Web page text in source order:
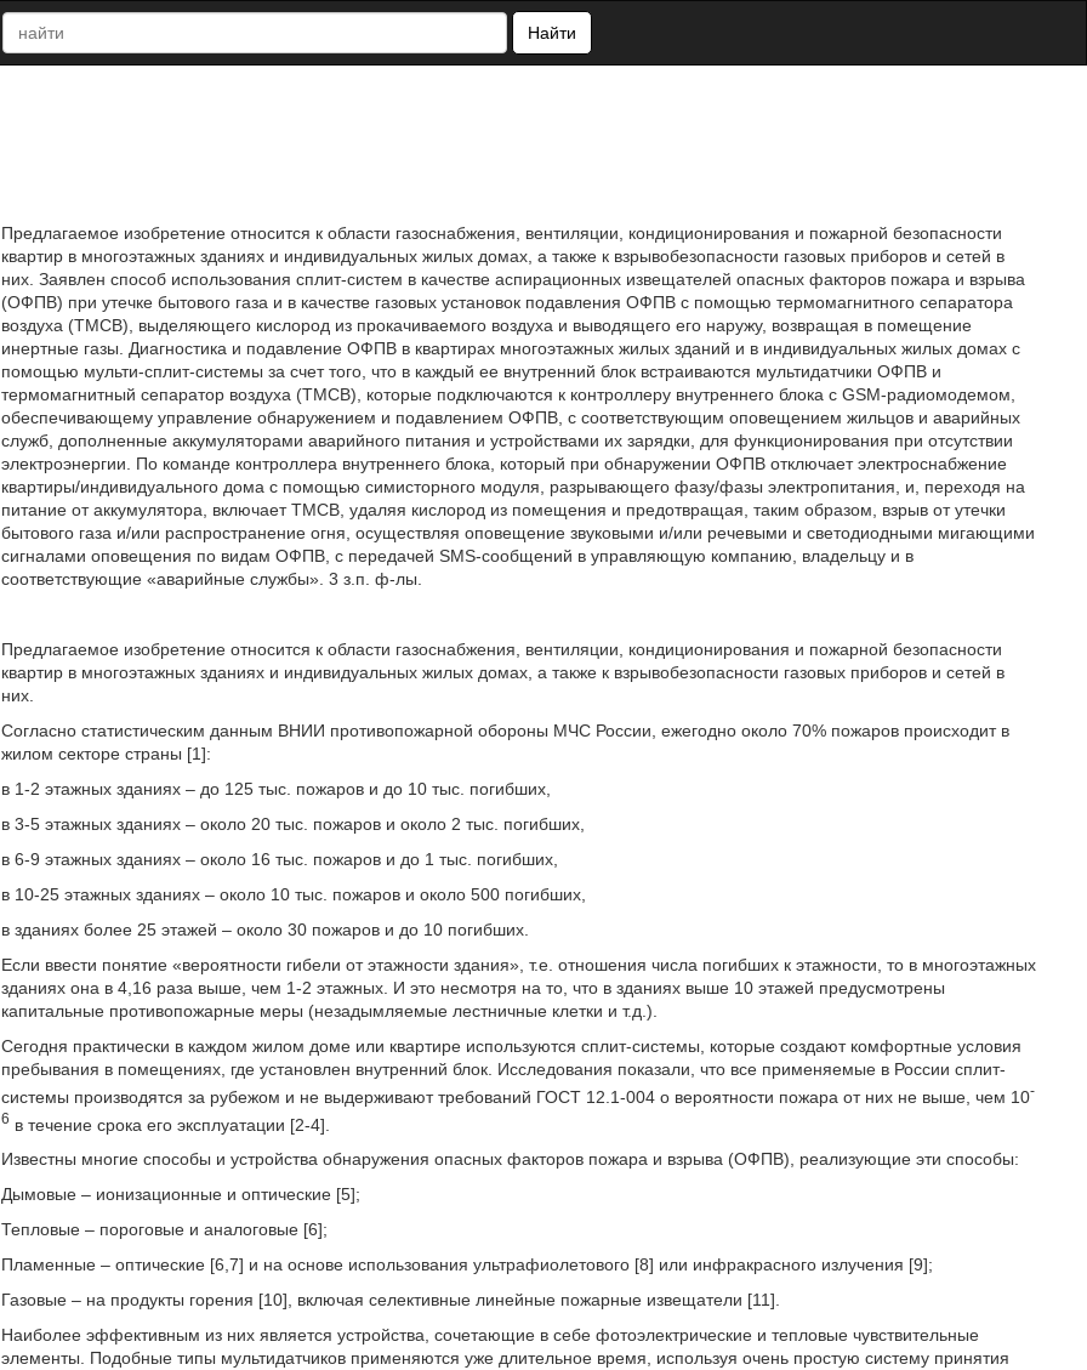
Найти
Предлагаемое изобретение относится к области газоснабжения, вентиляции, кондиционирования и пожарной безопасности
квартир в многоэтажных зданиях и индивидуальных жилых домах, а также к взрывобезопасности газовых приборов и сетей в
них. Заявлен способ использования сплит-систем в качестве аспирационных извещателей опасных факторов пожара и взрыва
(ОФПВ) при утечке бытового газа и в качестве газовых установок подавления ОФПВ с помощью термомагнитного сепаратора
воздуха (ТМСВ), выделяющего кислород из прокачиваемого воздуха и выводящего его наружу, возвращая в помещение
инертные газы. Диагностика и подавление ОФПВ в квартирах многоэтажных жилых зданий и в индивидуальных жилых домах с
помощью мульти-сплит-системы за счет того, что в каждый ее внутренний блок встраиваются мультидатчики ОФПВ и
термомагнитный сепаратор воздуха (ТМСВ), которые подключаются к контроллеру внутреннего блока с GSM-радиомодемом,
обеспечивающему управление обнаружением и подавлением ОФПВ, с соответствующим оповещением жильцов и аварийных
служб, дополненные аккумуляторами аварийного питания и устройствами их зарядки, для функционирования при отсутствии
электроэнергии. По команде контроллера внутреннего блока, который при обнаружении ОФПВ отключает электроснабжение
квартиры/индивидуального дома с помощью симисторного модуля, разрывающего фазу/фазы электропитания, и, переходя на
питание от аккумулятора, включает ТМСВ, удаляя кислород из помещения и предотвращая, таким образом, взрыв от утечки
бытового газа и/или распространение огня, осуществляя оповещение звуковыми и/или речевыми и светодиодными мигающими
сигналами оповещения по видам ОФПВ, с передачей SMS-сообщений в управляющую компанию, владельцу и в
соответствующие «аварийные службы». 3 з.п. ф-лы.
Предлагаемое изобретение относится к области газоснабжения, вентиляции, кондиционирования и пожарной безопасности
квартир в многоэтажных зданиях и индивидуальных жилых домах, а также к взрывобезопасности газовых приборов и сетей в
них.
Согласно статистическим данным ВНИИ противопожарной обороны МЧС России, ежегодно около 70% пожаров происходит в
жилом секторе страны [1]:
в 1-2 этажных зданиях – до 125 тыс. пожаров и до 10 тыс. погибших,
в 3-5 этажных зданиях – около 20 тыс. пожаров и около 2 тыс. погибших,
в 6-9 этажных зданиях – около 16 тыс. пожаров и до 1 тыс. погибших,
в 10-25 этажных зданиях – около 10 тыс. пожаров и около 500 погибших,
в зданиях более 25 этажей – около 30 пожаров и до 10 погибших.
Если ввести понятие «вероятности гибели от этажности здания», т.е. отношения числа погибших к этажности, то в многоэтажных
зданиях она в 4,16 раза выше, чем 1-2 этажных. И это несмотря на то, что в зданиях выше 10 этажей предусмотрены
капитальные противопожарные меры (незадымляемые лестничные клетки и т.д.).
Сегодня практически в каждом жилом доме или квартире используются сплит-системы, которые создают комфортные условия
пребывания в помещениях, где установлен внутренний блок. Исследования показали, что все применяемые в России сплит-
системы производятся за рубежом и не выдерживают требований ГОСТ 12.1-004 о вероятности пожара от них не выше, чем 10-
6 в течение срока его эксплуатации [2-4].
Известны многие способы и устройства обнаружения опасных факторов пожара и взрыва (ОФПВ), реализующие эти способы:
Дымовые – ионизационные и оптические [5];
Тепловые – пороговые и аналоговые [6];
Пламенные – оптические [6,7] и на основе использования ультрафиолетового [8] или инфракрасного излучения [9];
Газовые – на продукты горения [10], включая селективные линейные пожарные извещатели [11].
Наиболее эффективным из них является устройства, сочетающие в себе фотоэлектрические и тепловые чувствительные
элементы. Подобные типы мультидатчиков применяются уже длительное время, используя очень простую систему принятия